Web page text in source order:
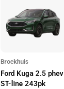
Broekhuis
Ford Kuga 2.5 phev
ST-line 243pk